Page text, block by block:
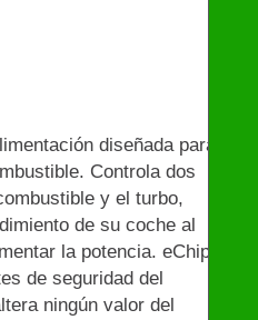
diseñada para un
Controla dos
y el turbo,
de su coche al
la potencia. eChip
de seguridad del
ningún valor del